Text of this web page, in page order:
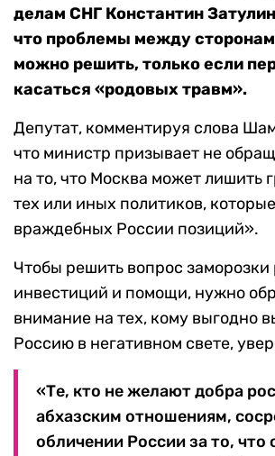
делам СНГ Константин
что проблемы между
можно решить, только если
касаться «родовых травм».
Депутат, комментируя слова
что министр призывает не
на то, что Москва может лишить
тех или иных политиков,
враждебных России позиций».
Чтобы решить вопрос заморозки
инвестиций и помощи, нужно
внимание на тех, кому выгодно
Россию в негативном свете,
«Те, кто не желают добра
абхазским отношениям,
обличении России за то, что